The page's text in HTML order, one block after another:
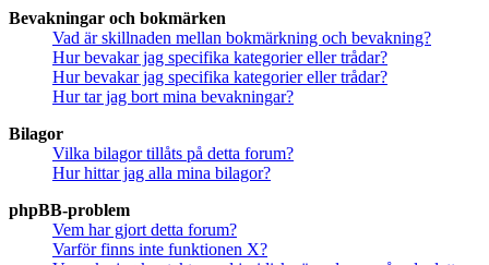
Bevakningar och bokmärken
Vad är skillnaden mellan bokmärkning och bevakning?
Hur bevakar jag specifika kategorier eller trådar?
Hur bevakar jag specifika kategorier eller trådar?
Hur tar jag bort mina bevakningar?
Bilagor
Vilka bilagor tillåts på detta forum?
Hur hittar jag alla mina bilagor?
phpBB-problem
Vem har gjort detta forum?
Varför finns inte funktionen X?